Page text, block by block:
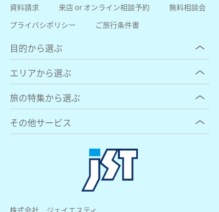
株式会社 ジェイエスティ
資料請求
来店 or オンライン相談予約
無料相談会
プライバシポリシー
ご旅行条件書
目的から選ぶ
エリアから選ぶ
旅の特集から選ぶ
その他サービス